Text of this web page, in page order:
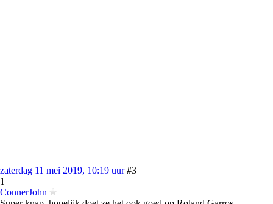
zaterdag 11 mei 2019, 10:19 uur #3
1
ConnerJohn